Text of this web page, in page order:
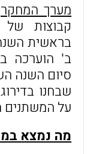
מערך המחקר
קבוצות
בראשית
ב' הוערכה
סיום השנה
שבחנו
על המשתנים
מה נמצא